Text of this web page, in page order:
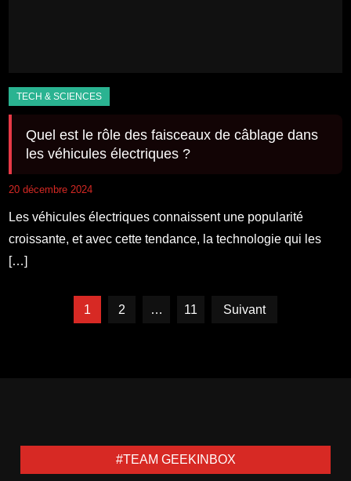
Quel est le rôle des faisceaux de câblage dans
les véhicules électriques ?
20 décembre 2024
Les véhicules électriques connaissent une popularité
croissante, et avec cette tendance, la technologie qui les
[…]
Pagination
1 2 … 11 Suivant
#TEAM GEEKINBOX